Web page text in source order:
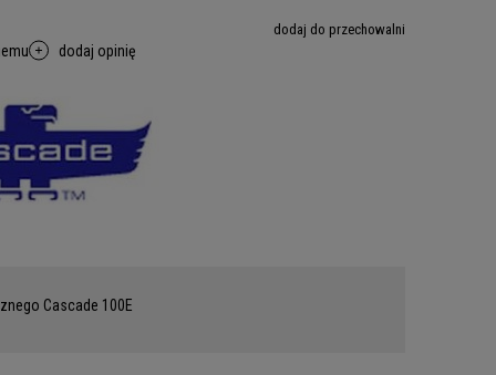
dodaj do przechowalni
dodaj opinię
Cascade 100E